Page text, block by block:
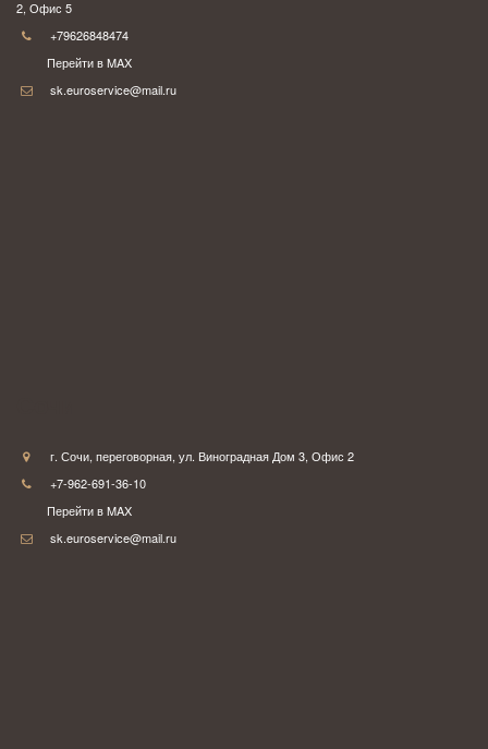
2, Офис 5
+79626848474
Перейти в MAX
sk.euroservice@mail.ru
г. Сочи, переговорная, ул. Виноградная Дом 3, Офис 2
+7-962-691-36-10
Перейти в MAX
sk.euroservice@mail.ru